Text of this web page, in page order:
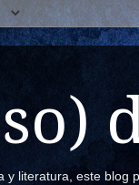
y literatura, este blog